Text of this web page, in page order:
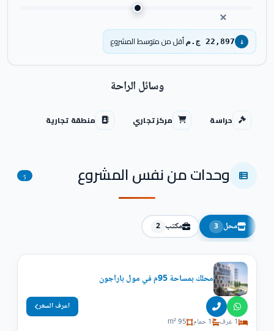
↓ 22,897 ج.م أقل من متوسط المشروع
وسائل الراحة
حراسة مركز تجاري منطقة تجارية
وحدات من نفس المشروع 5
محل 3 مكتب 2
محلك بمساحة 95م في مول باراجون
1 غرف 1 حمام 95 m²
اعرف السعر